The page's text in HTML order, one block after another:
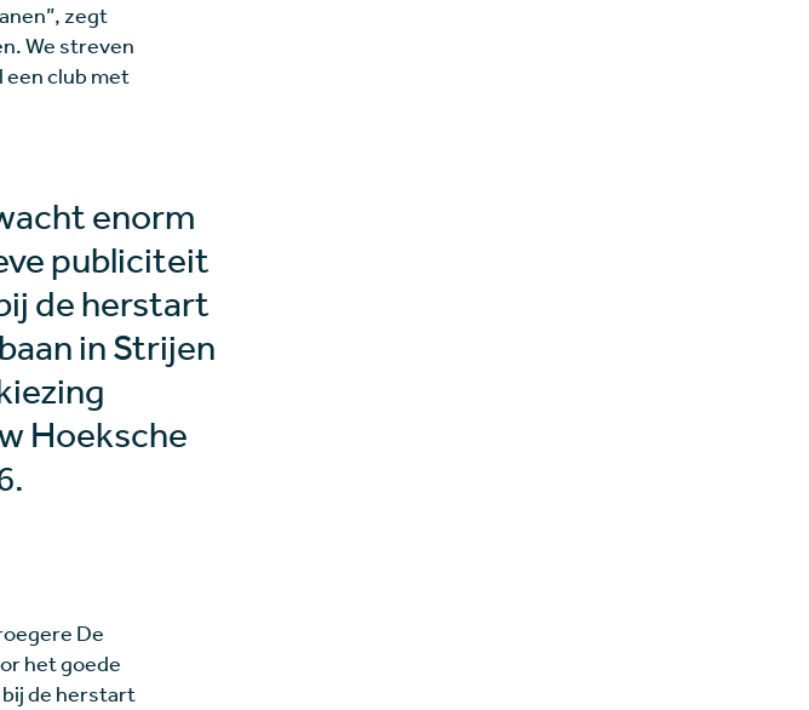
zegt
We streven
een club met
enorm
publiciteit
de herstart
in Strijen
Hoeksche
De
het goede
de herstart